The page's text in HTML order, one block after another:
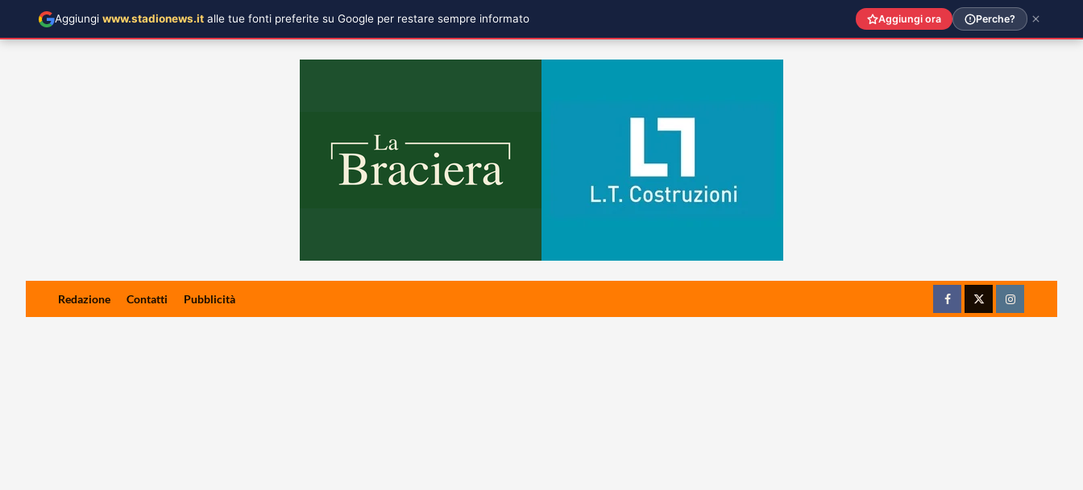
Redazione Contatti Pubblicità
FacebookTwitterInstagram
Aggiungi www.stadionews.it alle tue fonti preferite su Google per restare sempre informato Aggiungi ora Perche?